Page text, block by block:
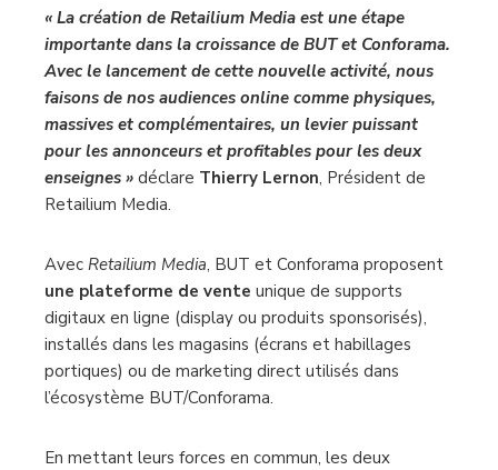
« La création de Retailium Media est une étape
importante dans la croissance de BUT et Conforama.
Avec le lancement de cette nouvelle activité, nous
faisons de nos audiences online comme physiques,
massives et complémentaires, un levier puissant
pour les annonceurs et profitables pour les deux
enseignes » déclare Thierry Lernon, Président de
Retailium Media.
Avec Retailium Media, BUT et Conforama proposent
une plateforme de vente unique de supports
digitaux en ligne (display ou produits sponsorisés),
installés dans les magasins (écrans et habillages
portiques) ou de marketing direct utilisés dans
l’écosystème BUT/Conforama.
En mettant leurs forces en commun, les deux